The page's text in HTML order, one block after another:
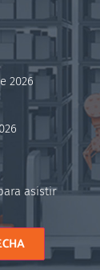
2026
asistir